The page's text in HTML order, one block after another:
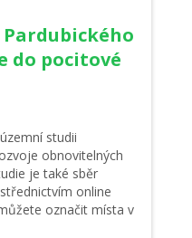
do pocitové
studii
obnovitelných
je také sběr
online
označit místa v